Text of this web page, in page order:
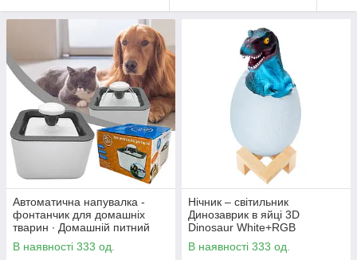
Автоматична напувалка -
фонтанчик для домашніх
тварин ∙ Домашній питний
фонтан із чашею для котів та
собак Pet Water FOUNTAIN
В наявності 333 од.
Нічник – світильник
Динозаврик в яйці 3D
Dinosaur White+RGB
Настільна акумуляторна LED
лампа з пультом ДУ
В наявності 333 од.